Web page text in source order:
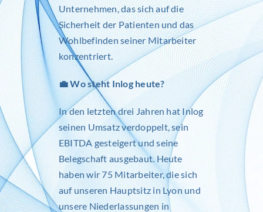
Unternehmen, das sich auf die
Sicherheit der Patienten und das
Wohlbefinden seiner Mitarbeiter
konzentriert.
💼 Wo steht Inlogheute?
In den letzten drei Jahren hat Inlog
seinen Umsatz verdoppelt, sein
EBITDA gesteigert und seine
Belegschaft ausgebaut. Heute
haben wir 75 Mitarbeiter, die sich
auf unseren Hauptsitz in Lyon und
unsere Niederlassungen in